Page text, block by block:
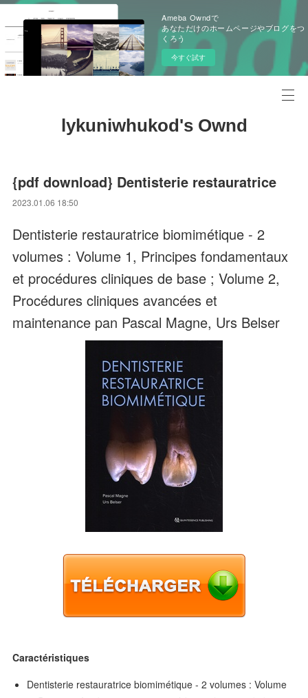
Ameba Owndで
あなただけのホームページやブログをつ
くろう
今すぐ試す
lykuniwhukod's Ownd
{pdf download} Dentisterie restauratrice
2023.01.06 18:50
Dentisterie restauratrice biomimétique - 2
volumes : Volume 1, Principes fondamentaux
et procédures cliniques de base ; Volume 2,
Procédures cliniques avancées et
maintenance pan Pascal Magne, Urs Belser
Caractéristiques
Dentisterie restauratrice biomimétique - 2 volumes : Volume